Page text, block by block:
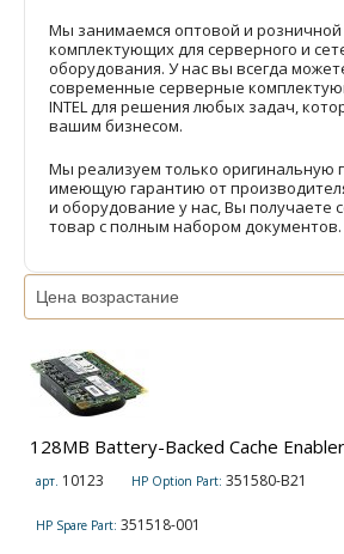
Мы занимаемся оптовой и
комплектующих для серверного и
оборудования. У нас вы всегда
современные серверные
INTEL для решения любых задач,
вашим бизнесом.
Мы реализуем только оригинальную
имеющую гарантию от
и оборудование у нас, Вы получаете
товар с полным набором документов.
128MB Battery-Backed Cache Enabler
арт. 10123 HP Option Part: 351580-B21
HP Spare Part: 351518-001